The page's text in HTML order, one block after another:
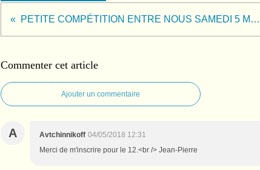
PETITE COMPÉTITION ENTRE NOUS SAMEDI 5 MAI MAJ 3/5
Commenter cet article
Ajouter un commentaire
A Avtchinnikoff 04/05/2018 12:31
Merci de m'inscrire pour le 12.<br /> Jean-Pierre